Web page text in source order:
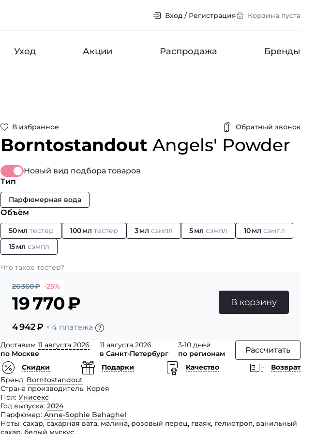
Вход / Регистрация Корзина пуста
Уход Акции Распродажа Бренды
В избранное Обратный звонок
Borntostandout Angels' Powder
Новый вид подбора товаров
Тип
Парфюмерная вода
Объём
50 мл тестер 100 мл тестер 3 мл сэмпл 5 мл сэмпл 10 мл сэмпл
15 мл сэмпл
Что такое тестер?
26 360₽ -25%
19 770₽
4 942₽ × 4 платежа
В корзину
Доставим 11 августа 2026
по Москве
11 августа 2026
в Санкт-Петербург
3-10 дней
по регионам
Рассчитать
Скидки Подарки Качество
Возврат
Бренд Borntostandout
Страна производитель Корея
Пол Унисекс
Год выпуска 2024
Парфюмер Anne-Sophie Behaghel
Ноты сахар, сахарная вата, малина, розовый перец, гваяк, гелиотроп, ванильный
сахар, белый мускус